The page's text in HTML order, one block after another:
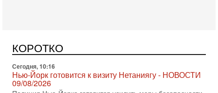
КОРОТКО
предстоящие выборы могут быть сфальсифицированы, их
проведение сорвано, а итоговые результаты
Сегодня, 10:16
Нью-Йорк готовится к визиту Нетаниягу - НОВОСТИ
09/08/2026